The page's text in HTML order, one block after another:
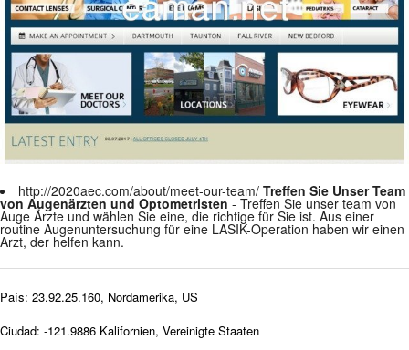
http://2020aec.com/about/meet-our-team/ Treffen Sie Unser Team
von Augenärzten und Optometristen - Treffen Sie unser team von
Auge Ärzte und wählen Sie eine, die richtige für Sie ist. Aus einer
routine Augenuntersuchung für eine LASIK-Operation haben wir einen
Arzt, der helfen kann.
País: 23.92.25.160, Nordamerika, US
Ciudad: -121.9886 Kalifornien, Vereinigte Staaten